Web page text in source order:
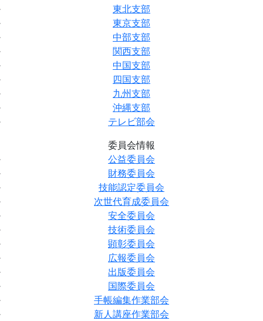
東北支部
東京支部
中部支部
関西支部
中国支部
四国支部
九州支部
沖縄支部
テレビ部会
委員会情報
公益委員会
財務委員会
技能認定委員会
次世代育成委員会
安全委員会
技術委員会
顕彰委員会
広報委員会
出版委員会
国際委員会
手帳編集作業部会
新人講座作業部会